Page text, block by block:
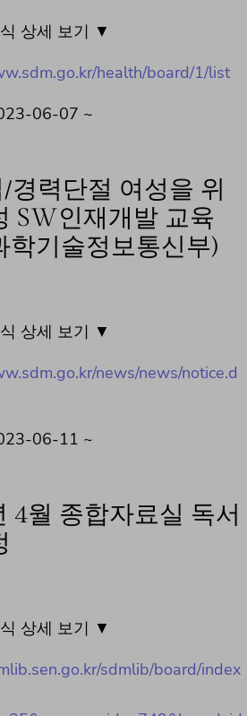
상세 보기 ▼
health/board/1/list
06-07 ~
경력단절 여성을 위
SW인재개발 교육
학기술정보통신부)
상세 보기 ▼
news/news/notice.d
06-11 ~
4월 종합자료실 독서
상세 보기 ▼
sdmlib/board/index